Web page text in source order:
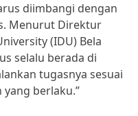
diimbangi dengan
Menurut Direktur
(IDU) Bela
selalu berada di
tugasnya sesuai
berlaku.”